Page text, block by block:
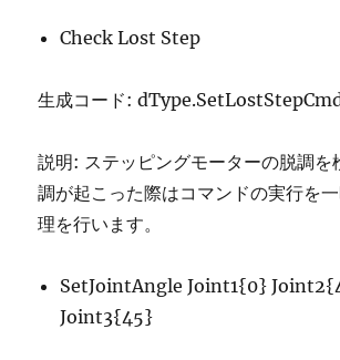
Check Lost Step
生成コード:
説明: ステッピングモーターの脱調を
調が起こった際はコマンドの実行を
理を行います。
SetJointAngle Joint1{0}
Joint3{45}